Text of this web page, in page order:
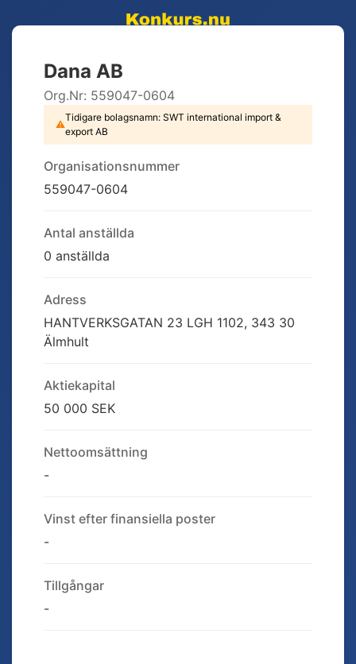
Dana AB
Org.Nr: 559047-0604
⚠
Tidigare bolagsnamn: SWT international import &
export AB
Organisationsnummer
559047-0604
Antal anställda
0 anställda
Adress
HANTVERKSGATAN 23 LGH 1102, 343 30
Älmhult
Aktiekapital
50 000 SEK
Nettoomsättning
-
Vinst efter finansiella poster
-
Tillgångar
-